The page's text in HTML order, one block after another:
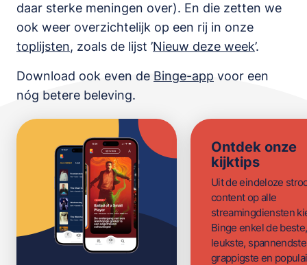
daar sterke meningen over). En die zetten we
ook weer overzichtelijk op een rij in onze
toplijsten, zoals de lijst ’Nieuw deze week’.
Download ook even de Binge-app voor een
nóg betere beleving.
Ontdek onze
kijktips
Uit de eindeloze
content op alle
streamingdiensten
Binge enkel de beste,
leukste,
grappigste en